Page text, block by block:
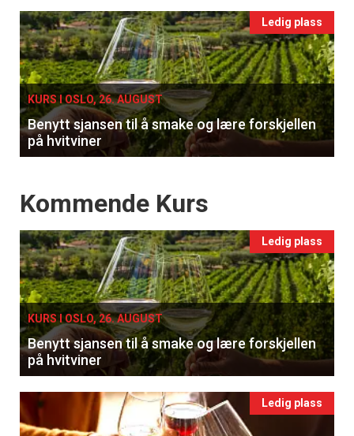
Events
single
Ledig plass
KURS I OSLO, 26. AUGUST
Benytt sjansen til å smake og lære forskjellen
på hvitviner
Events
Kommende Kurs
Ledig plass
KURS I OSLO, 26. AUGUST
Benytt sjansen til å smake og lære forskjellen
på hvitviner
Ledig plass